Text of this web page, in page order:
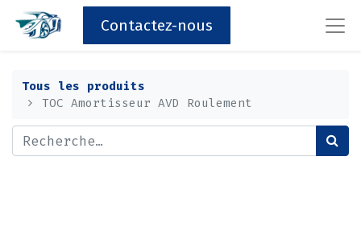
Contactez-nous
Tous les produits
TOC Amortisseur AVD Roulement